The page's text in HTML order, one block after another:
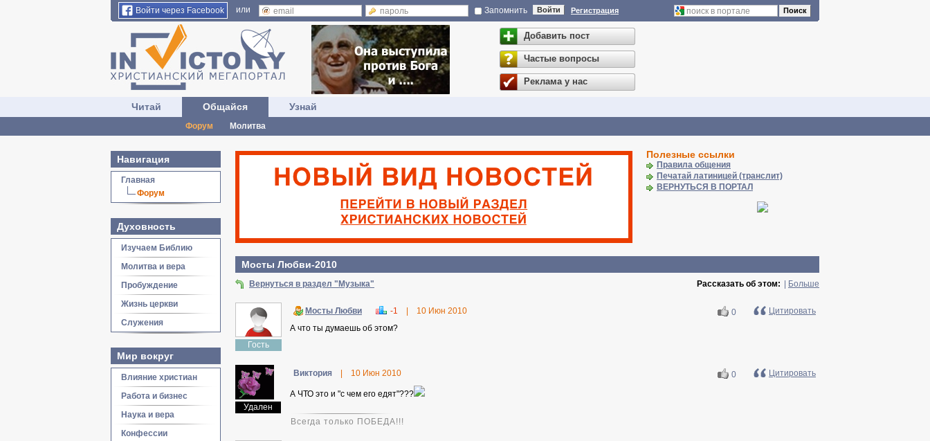
Войти через Facebook или Запомнить Войти Регистрация Поиск
Добавить пост
Частые вопросы
Реклама у нас
Читай Общайся
Форум Молитва
Узнай
Навигация
Главная
Форум
Духовность
Изучаем Библию
Молитва и вера
Пробуждение
Жизнь церкви
Служения
Мир вокруг
Влияние христиан
Работа и бизнес
Наука и вера
Конфессии
Полезные ссылки
Правила общения
Печатай латиницей (транслит)
ВЕРНУТЬСЯ В ПОРТАЛ
Мосты Любви-2010
Вернуться в раздел "Музыка" Больше
Рассказать об этом:
Гость
Мосты Любви -1 10 Июн 2010 0
Цитировать
А что ты думаешь об этом?
Удален
Виктория 10 Июн 2010 0 Цитировать
А ЧТО это и "с чем его едят"???
Всегда только ПОБЕДА!!!